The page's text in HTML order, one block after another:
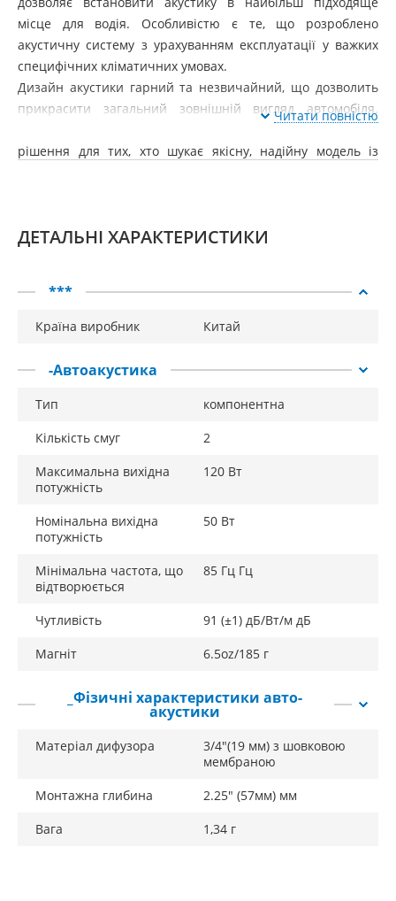
місце для водія. Особливістю є те, що розроблено
акустичну систему з урахуванням експлуатації у важких
специфічних кліматичних умовах.
Дизайн акустики гарний та незвичайний, що дозволить
прикрасити загальний зовнішній вигляд автомобіля.
рішення для тих, хто шукає якісну, надійну модель із
Тип: 2-х смугова компонентна;
Звукова котушка низькочастотної динаміки: 25 мм ASV;
Резонансна частота, Гц: 85;
Підвіси: бутилкаучук;
Розмір високочастотного динаміка: 3/4" (19 мм) із
шовковою мембраною;
Номінальна потужність, Вт: 50;
Чутливість, дБ/Вт/м: 91 (±1);
Імпеданс, Ом: 4;
Читати повністю
ДЕТАЛЬНІ ХАРАКТЕРИСТИКИ
***
Країна виробник Китай
-Автоакустика
Тип
компонентна
Кількість смуг
2
Максимальна вихідна
потужність
120 Вт
Номінальна вихідна
потужність
50 Вт
Мінімальна частота, що
відтворюється
85 Гц Гц
Чутливість
91 (±1) дБ/Вт/м дБ
Магніт
6.5oz/185 г
_Фізичні характеристики авто-
акустики
Матеріал дифузора
3/4"(19 мм) з шовковою
мембраною
Монтажна глибина
2.25" (57мм) мм
Вага
1,34 г